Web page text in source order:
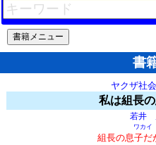
書
ヤクザ社
私は組長
若井
ワカイ
組長の息子だ